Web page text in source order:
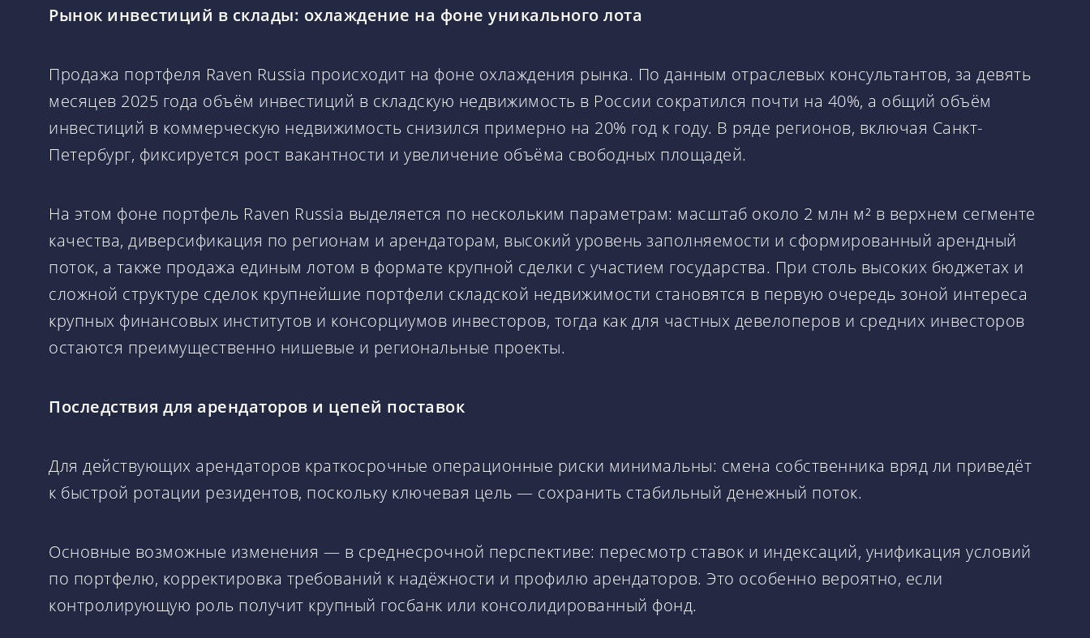
Рынок инвестиций в склады: охлаждение на фоне уникального лота
Продажа портфеля Raven Russia происходит на фоне охлаждения рынка. По данным отраслевых консультантов, за девять
месяцев 2025 года объём инвестиций в складскую недвижимость в России сократился почти на 40%, а общий объём
инвестиций в коммерческую недвижимость снизился примерно на 20% год к году. В ряде регионов, включая Санкт-
Петербург, фиксируется рост вакантности и увеличение объёма свободных площадей.
На этом фоне портфель Raven Russia выделяется по нескольким параметрам: масштаб около 2 млн м² в верхнем сегменте
качества, диверсификация по регионам и арендаторам, высокий уровень заполняемости и сформированный арендный
поток, а также продажа единым лотом в формате крупной сделки с участием государства. При столь высоких бюджетах и
сложной структуре сделок крупнейшие портфели складской недвижимости становятся в первую очередь зоной интереса
крупных финансовых институтов и консорциумов инвесторов, тогда как для частных девелоперов и средних инвесторов
остаются преимущественно нишевые и региональные проекты.
Последствия для арендаторов и цепей поставок
Для действующих арендаторов краткосрочные операционные риски минимальны: смена собственника вряд ли приведёт
к быстрой ротации резидентов, поскольку ключевая цель — сохранить стабильный денежный поток.
Основные возможные изменения — в среднесрочной перспективе: пересмотр ставок и индексаций, унификация условий
по портфелю, корректировка требований к надёжности и профилю арендаторов. Это особенно вероятно, если
контролирующую роль получит крупный госбанк или консолидированный фонд.